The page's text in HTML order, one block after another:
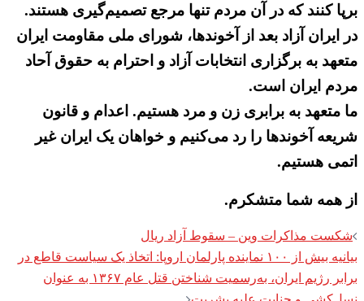
برپا کنند که در آن مردم تنها مرجع تصمیم‌گیری هستند.
در ایران آزاد بعد از آخوندها، شورای ملی مقاومت ایران
متعهد به برگزاری انتخابات آزاد و احترام به حقوق آحاد
مردم ایران است.
ما متعهد به برابری زن و مرد هستیم. اعدام و قانون
شریعه آخوندها را رد می‌کنیم و خواهان یک ایران غیر
اتمی هستیم.
از همه شما متشکرم.
Post
navigation
شکست مذاکرات وین – سقوط آزاد ریال
بیانیه بیش از ۱۰۰ نماینده پارلمان اروپا: اتخاذ یک سیاست قاطع در
برابر رژیم ایران، به‌رسمیت شناختن قتل عام ۱۳۶۷ به عنوان